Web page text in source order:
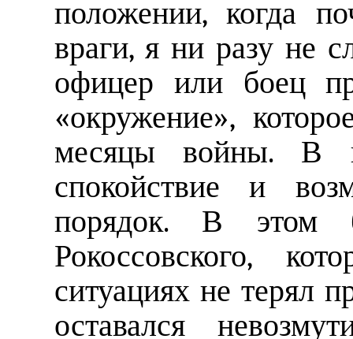
положении, когда
враги, я ни разу не
офицер или боец
«окружение»,
месяцы войны. В
спокойствие и
порядок. В этом
Рокоссовского,
ситуациях не терял
оставался